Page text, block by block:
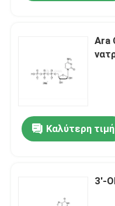
Προϊόντα
Ara
Καλύτερη τιμή
3'-